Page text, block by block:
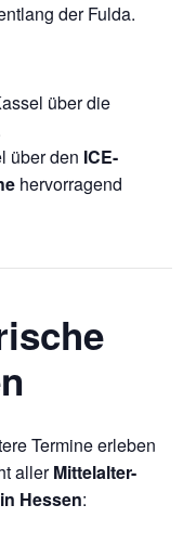
der Fulda.
über die
über den ICE-
hervorragend
Termine erleben
allerMittelalter-
Hessen: